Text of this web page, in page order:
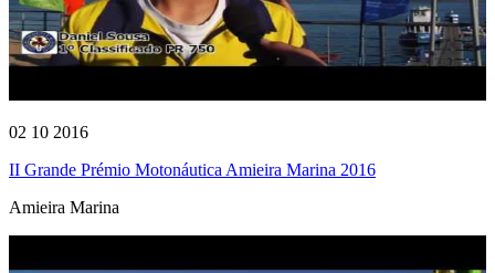
02 10 2016
II Grande Prémio Motonáutica Amieira Marina 2016
Amieira Marina